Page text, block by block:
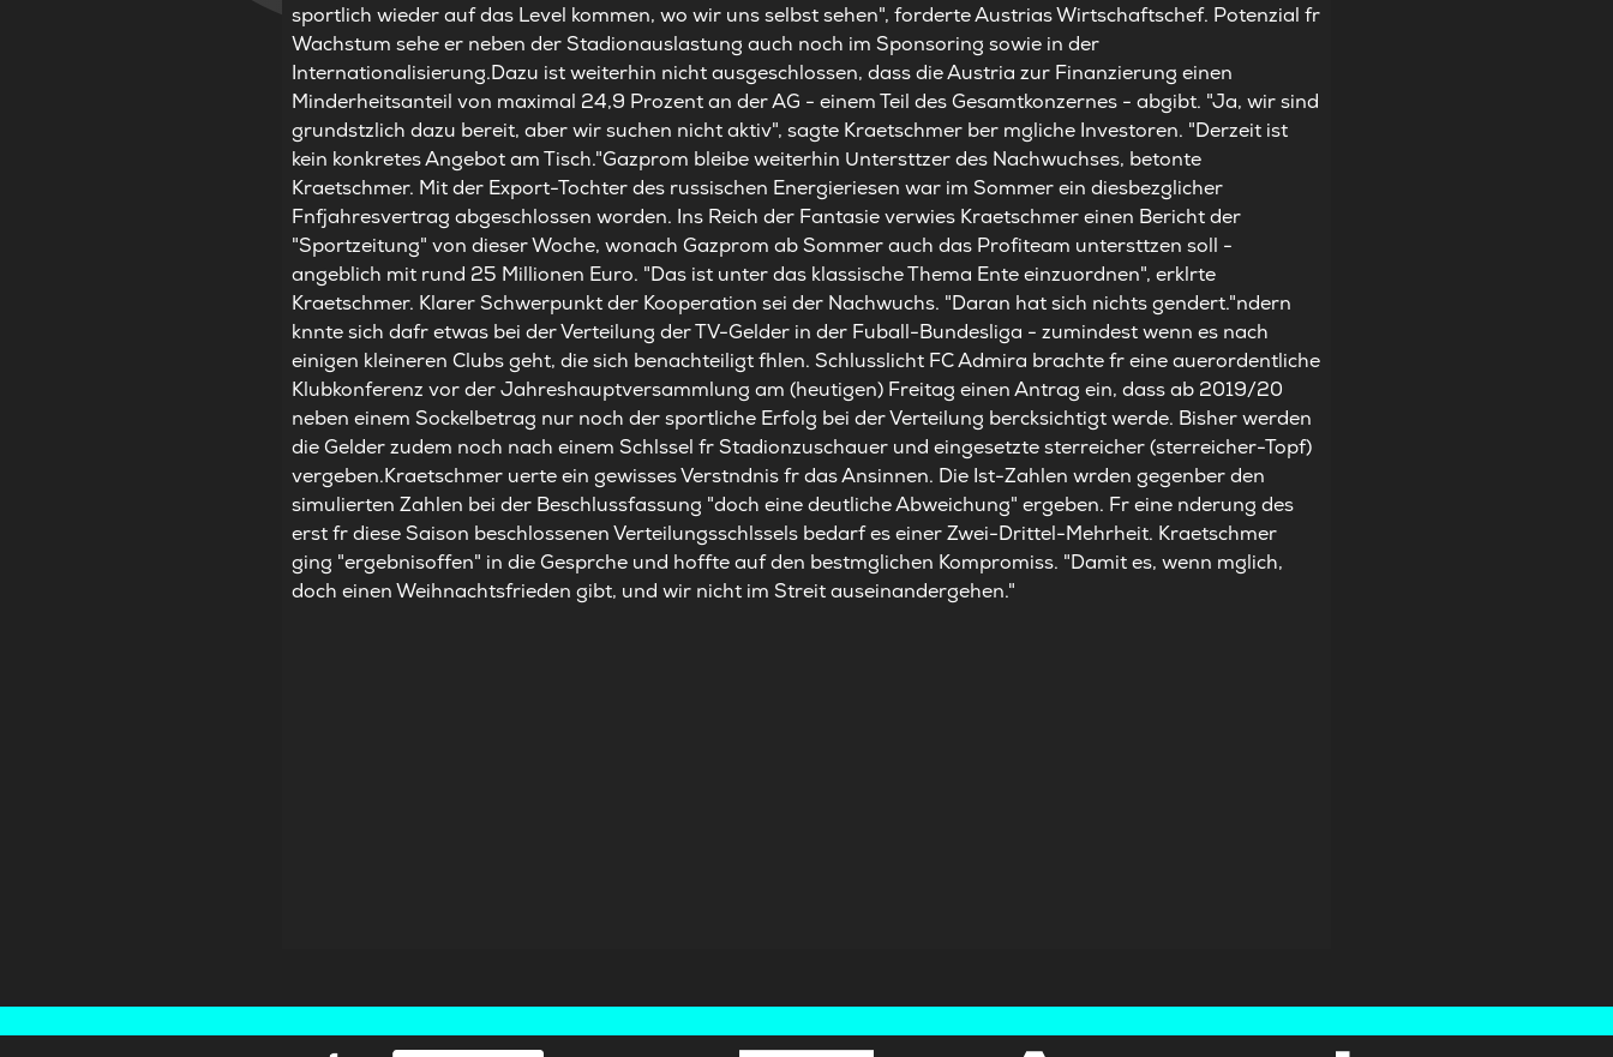
sportlich wieder auf das Level kommen, wo wir uns selbst sehen", forderte Austrias Wirtschaftschef. Potenzial fr
Wachstum sehe er neben der Stadionauslastung auch noch im Sponsoring sowie in der
Internationalisierung.Dazu ist weiterhin nicht ausgeschlossen, dass die Austria zur Finanzierung einen
Minderheitsanteil von maximal 24,9 Prozent an der AG - einem Teil des Gesamtkonzernes - abgibt. "Ja, wir sind
grundstzlich dazu bereit, aber wir suchen nicht aktiv", sagte Kraetschmer ber mgliche Investoren. "Derzeit ist
kein konkretes Angebot am Tisch."Gazprom bleibe weiterhin Untersttzer des Nachwuchses, betonte
Kraetschmer. Mit der Export-Tochter des russischen Energieriesen war im Sommer ein diesbezglicher
Fnfjahresvertrag abgeschlossen worden. Ins Reich der Fantasie verwies Kraetschmer einen Bericht der
"Sportzeitung" von dieser Woche, wonach Gazprom ab Sommer auch das Profiteam untersttzen soll -
angeblich mit rund 25 Millionen Euro. "Das ist unter das klassische Thema Ente einzuordnen", erklrte
Kraetschmer. Klarer Schwerpunkt der Kooperation sei der Nachwuchs. "Daran hat sich nichts gendert."ndern
knnte sich dafr etwas bei der Verteilung der TV-Gelder in der Fuball-Bundesliga - zumindest wenn es nach
einigen kleineren Clubs geht, die sich benachteiligt fhlen. Schlusslicht FC Admira brachte fr eine auerordentliche
Klubkonferenz vor der Jahreshauptversammlung am (heutigen) Freitag einen Antrag ein, dass ab 2019/20
neben einem Sockelbetrag nur noch der sportliche Erfolg bei der Verteilung bercksichtigt werde. Bisher werden
die Gelder zudem noch nach einem Schlssel fr Stadionzuschauer und eingesetzte sterreicher (sterreicher-Topf)
vergeben.Kraetschmer uerte ein gewisses Verstndnis fr das Ansinnen. Die Ist-Zahlen wrden gegenber den
simulierten Zahlen bei der Beschlussfassung "doch eine deutliche Abweichung" ergeben. Fr eine nderung des
erst fr diese Saison beschlossenen Verteilungsschlssels bedarf es einer Zwei-Drittel-Mehrheit. Kraetschmer
ging "ergebnisoffen" in die Gesprche und hoffte auf den bestmglichen Kompromiss. "Damit es, wenn mglich,
doch einen Weihnachtsfrieden gibt, und wir nicht im Streit auseinandergehen."